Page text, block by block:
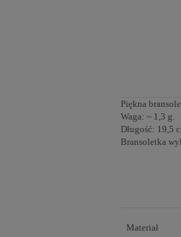
Piękna
Waga: ~ 1,3 g.
Długość: 19,5
Bransoletka
Materiał